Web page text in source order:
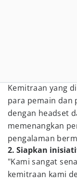
Kemitraan yang
para pemain dan
dengan headset
memenangkan
pengalaman
2. Siapkan
"Kami sangat
kemitraan kami